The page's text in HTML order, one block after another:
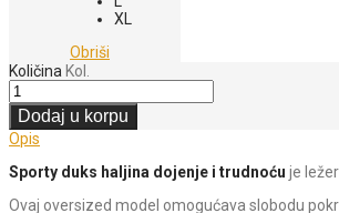
XL
Obriši
Količina Kol.
Dodaj u korpu
Opis
Sporty duks haljina dojenje i trudnoću je
Ovaj oversized model omogućava slobodu